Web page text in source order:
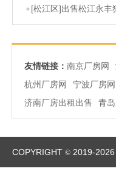
[松江区]出售松江永丰
友情链接： 南京厂房网
杭州厂房网
宁波厂房网
济南厂房出租出售
青
COPYRIGHT © 2019-